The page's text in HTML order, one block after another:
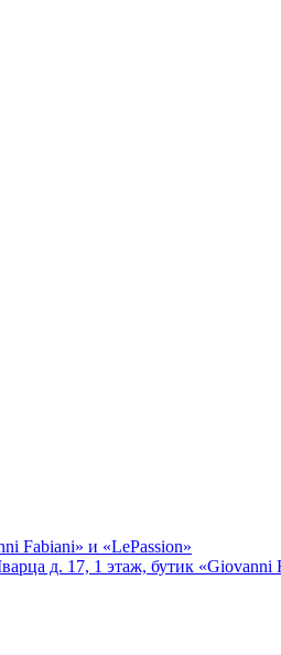
Fabiani» и «LePassion»
д. 17, 1 этаж, бутик «Giovanni